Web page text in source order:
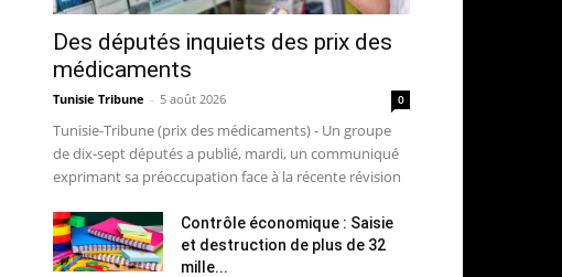
Des députés inquiets des prix des
médicaments
Tunisie Tribune - 5 août 2026 0
Tunisie-Tribune (prix des médicaments) - Un groupe
de dix-sept députés a publié, mardi, un communiqué
exprimant sa préoccupation face à la récente révision
Contrôle économique : Saisie
et destruction de plus de 32
mille...